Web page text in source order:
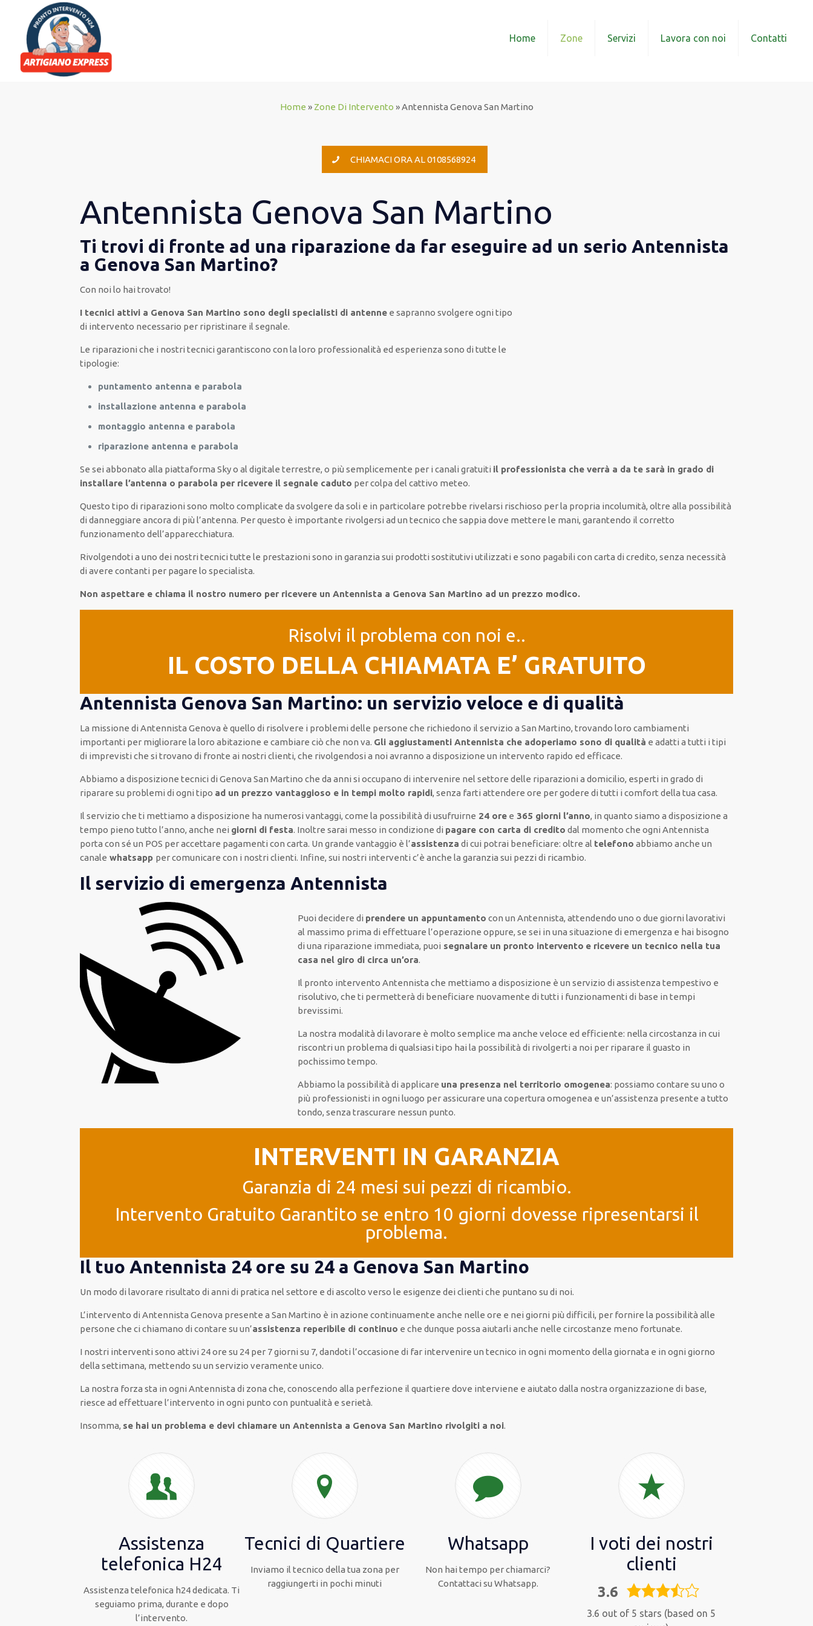
Home Zone Servizi Lavora con noi Contatti
Home » Zone Di Intervento »Antennista Genova San Martino
CHIAMACI ORA AL 0108568924
Antennista Genova San Martino
Ti trovi di fronte ad una riparazione da far eseguire ad un serio Antennista
a Genova San Martino?
Con noi lo hai trovato!
I tecnici attivi a Genova San Martino sono degli specialisti di antenne e saprannosvolgere ogni tipo
di intervento necessario per ripristinare il segnale.
Le riparazioni che i nostritecnici garantiscono con la loro professionalità ed esperienza sono di tutte le
tipologie:
puntamento antenna e parabola
installazione antenna e parabola
montaggio antenna e parabola
riparazione antenna e parabola
Se sei abbonato alla piattaforma Skyo al digitale terrestre, o più semplicemente per i canaligratuiti il professionista che verrà a da te sarà in grado di
installare l’antenna o parabola per ricevere il segnale caduto per colpa del cattivo meteo.
Questo tipo di riparazioni sono molto complicate dasvolgere da soli e in particolare potrebbe rivelarsi rischioso per la propria incolumità, oltre alla possibilità
didanneggiare ancora di più l’antenna. Per questo è importante rivolgersi ad untecnico che sappiadove mettere le mani, garantendo ilcorretto
funzionamento dell’apparecchiatura.
Rivolgendoti a uno dei nostritecnici tutte le prestazioni sono in garanzia sui prodotti sostitutivi utilizzati e sono pagabili con carta di credito, senza necessità
diavere contanti per pagare lo specialista.
Non aspettare e chiama il nostro numero per ricevere un Antennista a Genova San Martino ad un prezzo modico.
Risolvi il problema con noi e..
IL COSTO DELLA CHIAMATA E’ GRATUITO
Antennista Genova San Martino: un servizio veloce e di qualità
La missione di Antennista Genova è quello di risolvere i problemi delle persone che richiedono il servizio a San Martino, trovando lorocambiamenti
importanti per migliorare la loro abitazione e cambiare ciò che non va. Gli aggiustamenti Antennista che adoperiamo sono di qualità eadatti a tutti i tipi
di imprevisti che si trovano di fronte ai nostri clienti, che rivolgendosi a noi avranno a disposizione un intervento rapido ed efficace.
Abbiamo a disposizionetecnici di Genova San Martino che da anni si occupano di intervenire nel settore delle riparazioni a domicilio, esperti in grado di
riparare su problemi di ogni tipo ad un prezzo vantaggioso e in tempi molto rapidi, senza fartiattendere ore per godere di tutti i comfort della tua casa.
Il servizio che ti mettiamo a disposizione ha numerosi vantaggi, come la possibilità di usufruirne 24 ore e 365 giorni l’anno, in quanto siamo a disposizionea
tempo pieno tutto l’anno, anche nei giorni di festa. Inoltresarai messo in condizione di pagare con carta di credito dal momento che ogni Antennista
porta con séun POS per accettare pagamenticon carta. Un grande vantaggio è l’assistenza di cui potrai beneficiare: oltre al telefono abbiamo anche un
canale whatsapp per comunicare con i nostri clienti. Infine,sui nostri interventi c’è anche lagaranzia sui pezzi di ricambio.
Il servizio di emergenza Antennista
Puoi decidere di prendereun appuntamento con un Antennista, attendendo uno o due giorni lavorativi
al massimo prima di effettuare l’operazione oppure, se sei in una situazione di emergenza e hai bisogno
di una riparazione immediata, puoi segnalareun pronto intervento e ricevere un tecnico nella tua
casa nel giro di circa un’ora.
Il pronto intervento Antennista che mettiamo a disposizione è un servizio di assistenza tempestivo e
risolutivo, che ti permetterà di beneficiare nuovamente di tutti i funzionamenti di base in tempi
brevissimi.
La nostra modalità di lavorare è molto semplice ma anche veloce ed efficiente: nella circostanza in cui
riscontri un problema di qualsiasi tipo hai la possibilità di rivolgerti a noi per riparare il guasto in
pochissimo tempo.
Abbiamo la possibilità di applicare una presenza nel territorio omogenea: possiamo contare su uno o
più professionisti in ogni luogo perassicurare una copertura omogenea e un’assistenza presente a tutto
tondo, senza trascurare nessun punto.
INTERVENTI IN GARANZIA
Garanzia di 24 mesi sui pezzi di ricambio.
Intervento Gratuito Garantito se entro 10 giorni dovesse ripresentarsi il
problema.
Il tuo Antennista 24 ore su 24 a Genova San Martino
Un modo di lavorare risultato di anni di pratica nel settore e di ascolto verso le esigenzedei clienti che puntano su di noi.
L’intervento di Antennista Genova presente a San Martino è in azione continuamente anche nelle ore e nei giorni piùdifficili, per fornire la possibilità alle
persone che ci chiamano dicontare su un’assistenza reperibile di continuo e chedunque possa aiutarli anche nelle circostanze meno fortunate.
I nostri interventi sono attivi 24 ore su 24 per 7 giorni su 7, dandoti l’occasione di far intervenire untecnico inogni momento della giornata e inogni giorno
della settimana, mettendo su un servizioveramente unico.
La nostra forza sta in ogni Antennista di zona che, conoscendo alla perfezione il quartiere dove interviene eaiutato dalla nostra organizzazione di base,
riesce ad effettuare l’intervento in ogni punto con puntualità e serietà.
Insomma, se hai un problema e devi chiamare un Antennista a Genova San Martino rivolgiti a noi.
Assistenza
telefonica H24
Assistenza telefonica h24 dedicata. Ti
seguiamo prima, durante e dopo
l’intervento.
Tecnici di Quartiere
Inviamo il tecnico della tua zona per
raggiungerti in pochi minuti
Whatsapp
Non hai tempo per chiamarci?
Contattaci su Whatsapp.
I voti dei nostri
clienti
3.6
3,6
3.6 out of 5 stars (based on 5